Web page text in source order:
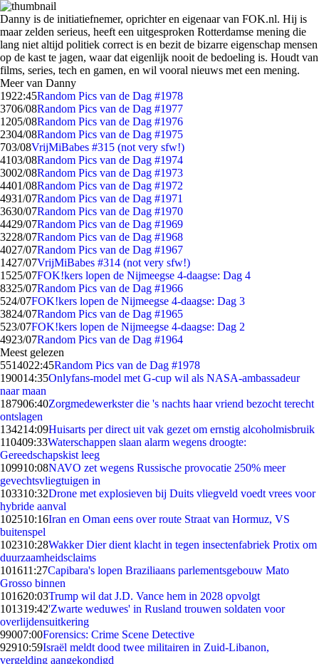
Danny is de initiatiefnemer, oprichter en eigenaar van FOK.nl. Hij is
maar zelden serieus, heeft een uitgesproken Rotterdamse mening die
lang niet altijd politiek correct is en bezit de bizarre eigenschap mensen
op de kast te jagen, waar dat eigenlijk nooit de bedoeling is. Houdt van
films, series, tech en gamen, en wil vooral nieuws met een mening.
Meer van Danny
1922:45Random Pics van de Dag #1978
3706/08Random Pics van de Dag #1977
1205/08Random Pics van de Dag #1976
2304/08Random Pics van de Dag #1975
703/08VrijMiBabes #315 (not very sfw!)
4103/08Random Pics van de Dag #1974
3002/08Random Pics van de Dag #1973
4401/08Random Pics van de Dag #1972
4931/07Random Pics van de Dag #1971
3630/07Random Pics van de Dag #1970
4429/07Random Pics van de Dag #1969
3228/07Random Pics van de Dag #1968
4027/07Random Pics van de Dag #1967
1427/07VrijMiBabes #314 (not very sfw!)
1525/07FOK!kers lopen de Nijmeegse 4-daagse: Dag 4
8325/07Random Pics van de Dag #1966
524/07FOK!kers lopen de Nijmeegse 4-daagse: Dag 3
3824/07Random Pics van de Dag #1965
523/07FOK!kers lopen de Nijmeegse 4-daagse: Dag 2
4923/07Random Pics van de Dag #1964
Meest gelezen
5514022:45Random Pics van de Dag #1978
190014:35Onlyfans-model met G-cup wil als NASA-ambassadeur
naar maan
187906:40Zorgmedewerkster die 's nachts haar vriend bezocht terecht
ontslagen
134214:09Huisarts per direct uit vak gezet om ernstig alcoholmisbruik
110409:33Waterschappen slaan alarm wegens droogte:
Gereedschapskist leeg
109910:08NAVO zet wegens Russische provocatie 250% meer
gevechtsvliegtuigen in
103310:32Drone met explosieven bij Duits vliegveld voedt vrees voor
hybride aanval
102510:16Iran en Oman eens over route Straat van Hormuz, VS
buitenspel
102310:28Wakker Dier dient klacht in tegen insectenfabriek Protix om
duurzaamheidsclaims
101611:27Capibara's lopen Braziliaans parlementsgebouw Mato
Grosso binnen
101620:03Trump wil dat J.D. Vance hem in 2028 opvolgt
101319:42'Zwarte weduwes' in Rusland trouwen soldaten voor
overlijdensuitkering
99007:00Forensics: Crime Scene Detective
92910:59Israël meldt dood twee militairen in Zuid-Libanon,
vergelding aangekondigd